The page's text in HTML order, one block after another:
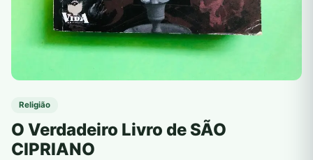
Religião
O Verdadeiro Livro de SÃO
CIPRIANO